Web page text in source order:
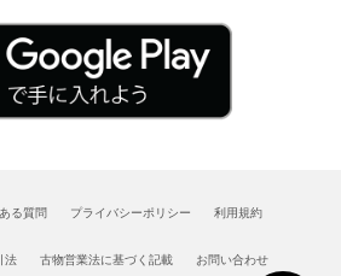
る質問 プライバシーポリシー 利用規約
法 古物営業法に基づく記載 お問い合わせ